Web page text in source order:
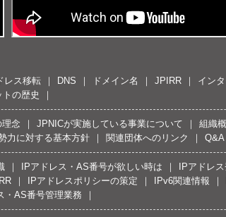
レス移転 DNS ドメイン名 JPIRR イン
の歴史
念 JPNICが実施している事業について 組織
力に対する基本方針 関連団体へのリンク Q&A
IPアドレス・AS番号が欲しい時は IPアドレ
IPアドレスポリシーの策定 IPv6関連情報
・AS番号管理業務